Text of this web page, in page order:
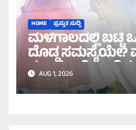
HOME ಪ್ರಸ್ತುತ ಸುದ್ದಿ
ಮಳೆಗಾಲದಲ್ಲಿ ಬಟ್ಟೆ
ದೊಡ್ಡ ಸಮಸ್ಯೆಯೇ?
ಸುಲಭವಾಗಿ
ಟಿಪ್ಸ್!
AUG 1, 2026